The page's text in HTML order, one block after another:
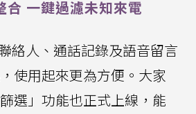
合 一鍵過濾未知來電
絡人、通話記錄及語音留言
使用起來更為方便。大家
選」功能也正式上線，能